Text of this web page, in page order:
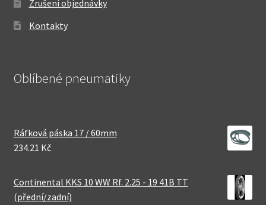
Zrušení objednávky
Kontakty
Oblíbené pneumatiky
Ráfková páska 17 / 60mm
234.21 Kč
Continental KKS 10 WW Rf. 2.25 - 19 41B TT
(přední/zadní)